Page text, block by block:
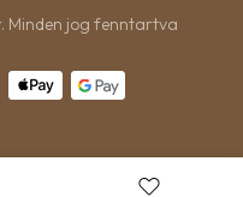
Minden jog fenntartva